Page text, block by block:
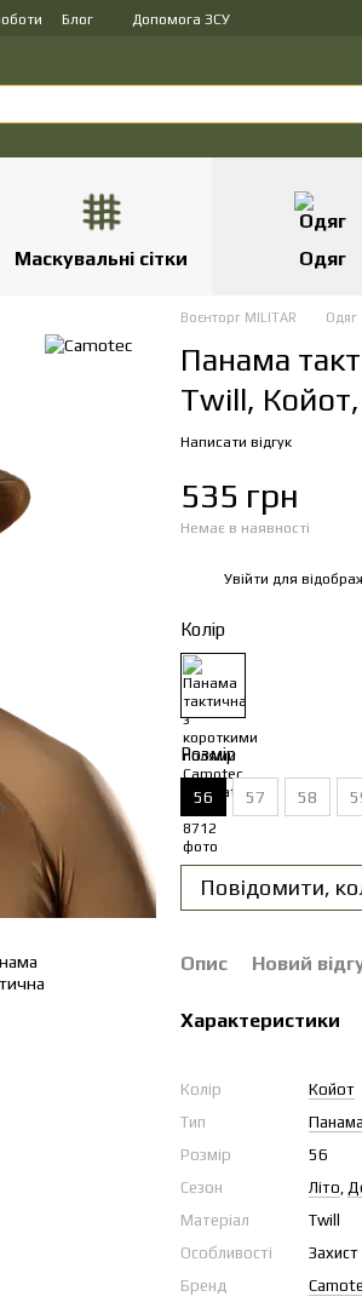
Блог Допомога ЗСУ
Маскувальні сітки Одяг
Воєнторг MILITAR Одяг
Панама
Twill,
Написати відгук
535 грн
Немає в наявності
Увійти для
Колір
Розмір
56 57 58
Повідомити,
Опис Новий
Характеристики
Колір
Койот
Тип
Панама
Розмір
56
Сезон
Літо,
Матеріал
Twill
Особливості
Захист
Бренд